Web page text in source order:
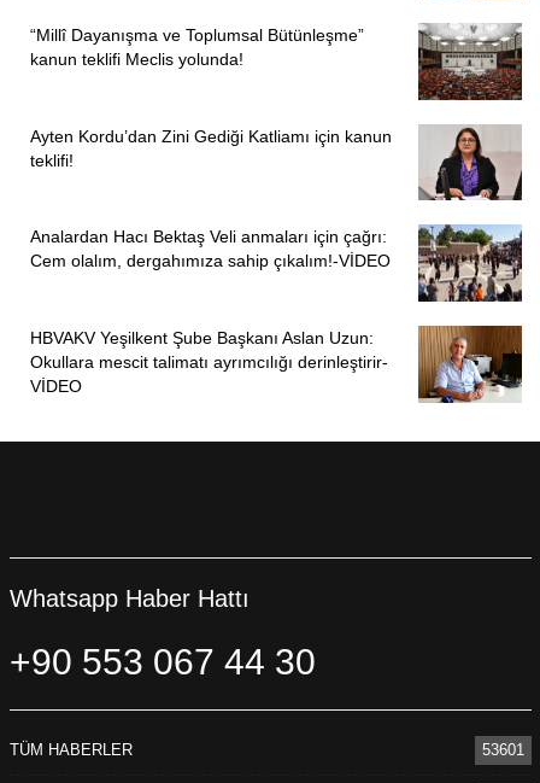
“Millî Dayanışma ve Toplumsal Bütünleşme”
kanun teklifi Meclis yolunda!
Ayten Kordu’dan Zini Gediği Katliamı için kanun
teklifi!
Analardan Hacı Bektaş Veli anmaları için çağrı:
Cem olalım, dergahımıza sahip çıkalım!-VİDEO
HBVAKV Yeşilkent Şube Başkanı Aslan Uzun:
Okullara mescit talimatı ayrımcılığı derinleştirir-
VİDEO
Whatsapp Haber Hattı
+90 553 067 44 30
TÜM HABERLER 53601